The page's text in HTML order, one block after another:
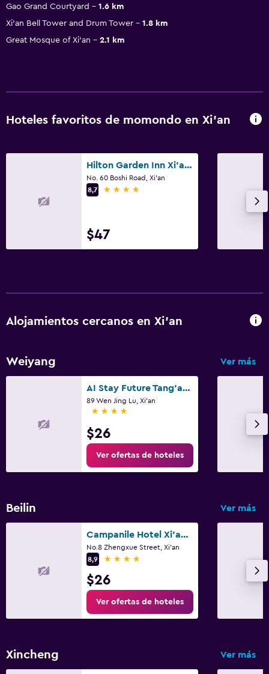
Gao Grand Courtyard
1.6 km
Xi'an Bell Tower and Drum Tower
1.8 km
Great Mosque of Xi'an
2.1 km
Hoteles favoritos de momondo en Xi'an
Hilton Garden Inn Xi'an/Hi-Tech Zone
No. 60 Boshi Road, Xi'an
8,7
4 estrellas
$47
Alojamientos cercanos en Xi'an
Weiyang Ver más
AI Stay Future Tang'an Hotel (Xi'an Longshou District Daming Palace West Subway Station)
89 Wen Jing Lu, Xi'an
4 estrellas
$26
Ver ofertas de hoteles
Beilin Ver más
Campanile Hotel Xi'an Bell Tower Huimin Street Metro Station
No.8 Zhengxue Street, Xi'an
8,9
4 estrellas
$26
Ver ofertas de hoteles
Xincheng Ver más